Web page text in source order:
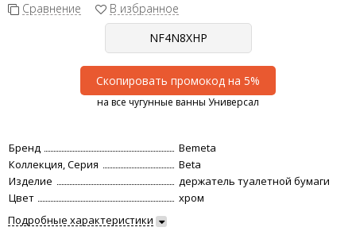
Сравнение В избранное
Скопировать промокод на 5%
на все чугунные ванны Универсал
Бренд
Bemeta
Коллекция, Серия
Beta
Изделие
держатель туалетной бумаги
Цвет
хром
Подробные характеристики